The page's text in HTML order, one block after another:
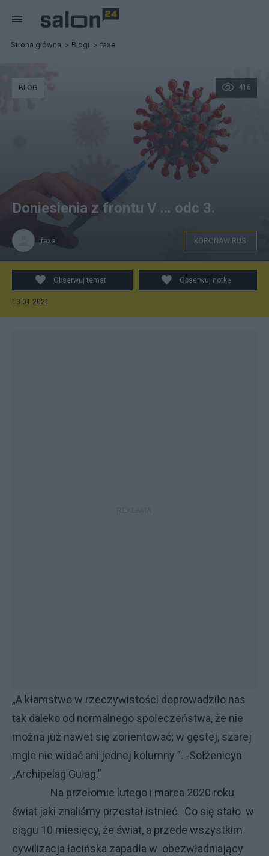
Strona główna Blogi faxe
Gerd Altmann
416
BLOG
Doniesienia z frontu V ... odc 3.
faxe KORONAWIRUS
Obserwuj temat Obserwuj notkę
13.01.2021
„A kłamstwo w rzeczywistości doprowadziło nas
tak daleko od normalnego społeczeństwa, że nie
można już nawet się zorientować; w gęstej, szarej
mgle nie widać ani jednej kolumny ”. -Sołżenicyn
„Archipelag Gułag.”
Na przełomie lutego i marca 2020 roku
świat jaki znaliśmy przestał istnieć. Co się stało w
ciągu 10 miesięcy, że świat, a przede wszystkim
cywilizacja łacińska zapadła w obezwładniający